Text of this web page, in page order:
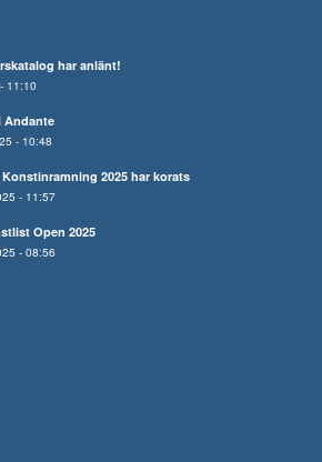
har anlänt!
11:10
Andante
- 10:48
2025 har korats
- 11:57
Open 2025
- 08:56